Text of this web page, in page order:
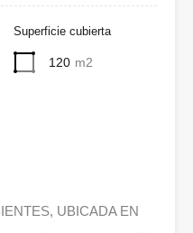
Superficie cubierta
120 m2
UBICADA EN